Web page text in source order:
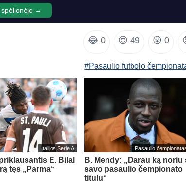
spėlionėje →
😂 0 😍 49 😲 0
#Pasaulio futbolo
Italijos Serie A
E. Bilal
tęs „Parma“
Pasaulio
B. Mendy: „Darau ką noriu
savo pasaulio čempionato
titulu“